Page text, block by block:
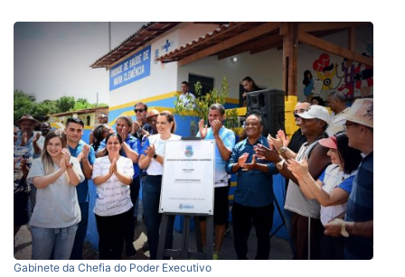
Gabinete da Chefia do Poder Executivo